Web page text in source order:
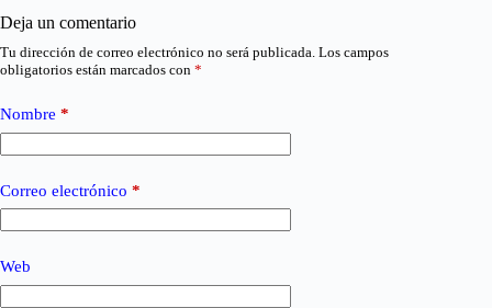
Deja un comentario
Tu dirección de correo electrónico no será publicada. Los campos
obligatorios están marcados con *
Nombre *
Correo electrónico *
Web